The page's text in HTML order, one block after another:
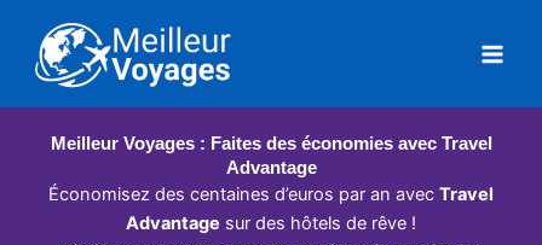
contenu
Meilleur Voyages : Faites des économies avec Travel
Advantage
Économisez des centaines d’euros par an avec Travel
Advantage sur des hôtels de rêve !